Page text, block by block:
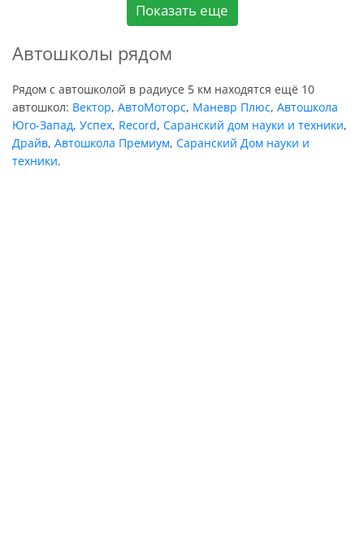
Показать еще
Автошколы рядом
Рядом с автошколой в радиусе 5 км находятся ещё 10
автошкол: Вектор, АвтоМоторс, Маневр Плюс, Автошкола
Юго-Запад, Успех, Record, Саранский дом науки и техники,
Драйв, Автошкола Премиум, Саранский Дом науки и
техники.